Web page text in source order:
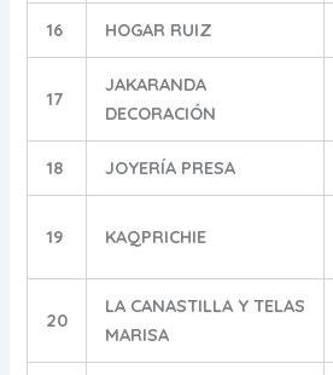
16 HOGAR RUIZ
17
JAKARANDA
DECORACIÓN
18 JOYERÍA PRESA
19 KAQPRICHIE
20
LA CANASTILLA Y TELAS
MARISA